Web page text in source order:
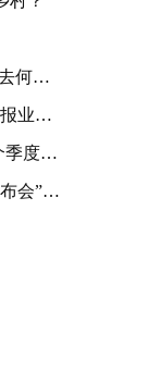
？
”奖项
盈利
牌仪式”